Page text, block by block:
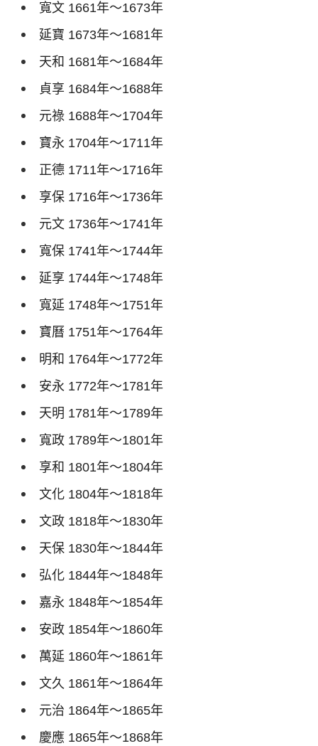
寬文 1661年～1673年
延寶 1673年～1681年
天和 1681年～1684年
貞享 1684年～1688年
元祿 1688年～1704年
寶永 1704年～1711年
正德 1711年～1716年
享保 1716年～1736年
元文 1736年～1741年
寬保 1741年～1744年
延享 1744年～1748年
寬延 1748年～1751年
寶曆 1751年～1764年
明和 1764年～1772年
安永 1772年～1781年
天明 1781年～1789年
寬政 1789年～1801年
享和 1801年～1804年
文化 1804年～1818年
文政 1818年～1830年
天保 1830年～1844年
弘化 1844年～1848年
嘉永 1848年～1854年
安政 1854年～1860年
萬延 1860年～1861年
文久 1861年～1864年
元治 1864年～1865年
慶應 1865年～1868年